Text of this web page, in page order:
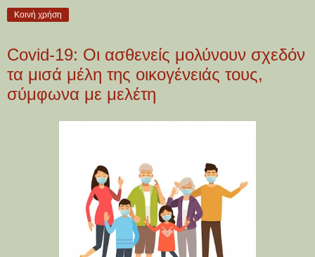
Κοινή χρήση
Covid-19: Οι ασθενείς μολύνουν σχεδόν
τα μισά μέλη της οικογένειάς τους,
σύμφωνα με μελέτη